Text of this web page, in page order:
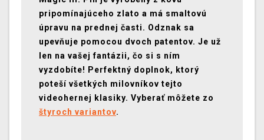
pripomínajúceho zlato a má smaltovú
úpravu na prednej časti. Odznak sa
upevňuje pomocou dvoch patentov. Je už
len na vašej fantázii, čo si s ním
vyzdobíte! Perfektný doplnok, ktorý
poteší všetkých milovníkov tejto
videohernej klasiky. Vyberať môžete zo
štyroch variantov.